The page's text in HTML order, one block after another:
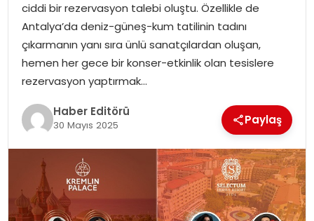
SPOR
YAŞAM
ciddi bir rezervasyon talebi oluştu. Özellikle de
Antalya’da deniz-güneş-kum tatilinin tadını
çıkarmanın yanı sıra ünlü sanatçılardan oluşan,
hemen her gece bir konser-etkinlik olan tesislere
rezervasyon yaptırmak…
Haber Editörü
30 Mayıs 2025 Paylaş